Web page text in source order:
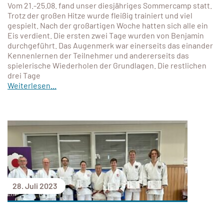
Vom 21.-25.08. fand unser diesjähriges Sommercamp statt.
Trotz der großen Hitze wurde fleißig trainiert und viel
gespielt. Nach der großartigen Woche hatten sich alle ein
Eis verdient. Die ersten zwei Tage wurden von Benjamin
durchgeführt. Das Augenmerk war einerseits das einander
Kennenlernen der Teilnehmer und andererseits das
spielerische Wiederholen der Grundlagen. Die restlichen
drei Tage
Weiterlesen...
28. Juli 2023